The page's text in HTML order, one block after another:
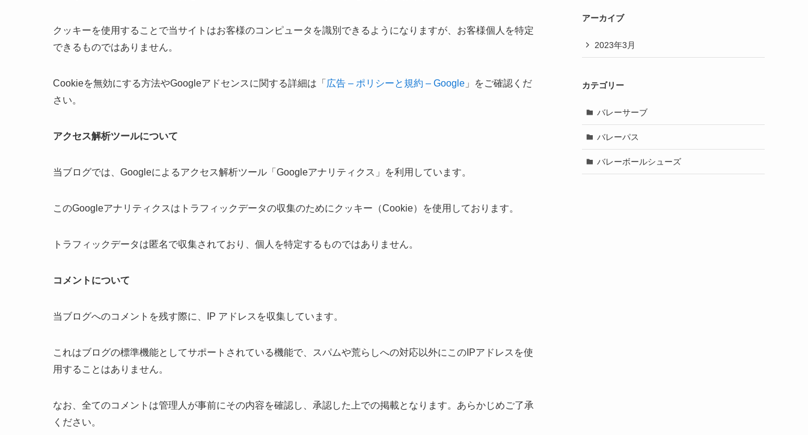
クッキーを使用することで当サイトはお客様のコンピュータを識別できるようになりますが、お客様個人を特定
できるものではありません。
Cookieを無効にする方法やGoogleアドセンスに関する詳細は「 広告 – ポリシーと規約 – Google 」をご確認くだ
さい。
アクセス解析ツールについて
当ブログでは、Googleによるアクセス解析ツール「Googleアナリティクス」を利用しています。
このGoogleアナリティクスはトラフィックデータの収集のためにクッキー（Cookie）を使用しております。
トラフィックデータは匿名で収集されており、個人を特定するものではありません。
コメントについて
当ブログへのコメントを残す際に、IP アドレスを収集しています。
これはブログの標準機能としてサポートされている機能で、スパムや荒らしへの対応以外にこのIPアドレスを使
用することはありません。
なお、全てのコメントは管理人が事前にその内容を確認し、承認した上での掲載となります。あらかじめご了承
ください。
アーカイブ
2023年3月
カテゴリー
バレーサーブ
バレーパス
バレーボールシューズ